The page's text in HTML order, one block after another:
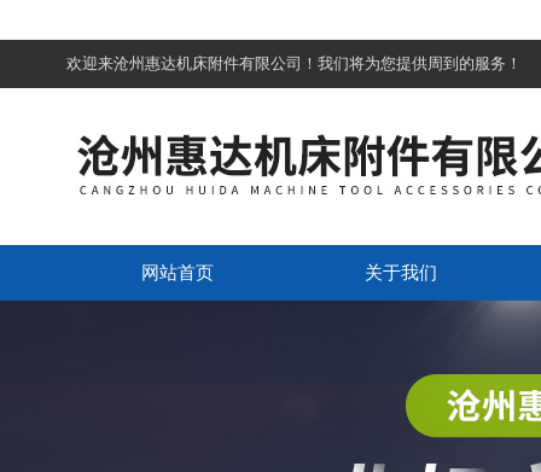
欢迎来沧州惠达机床附件有限公司！我们将为您提供周到的服务！
网站首页 关于我们